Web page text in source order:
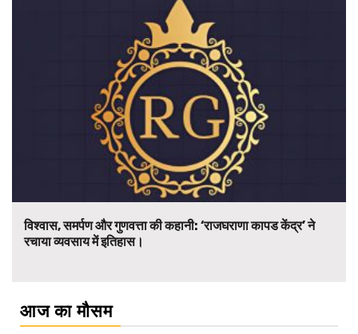
विश्वास, समर्पण और गुणवत्ता की कहानी: ‘राजघराणा कापड केंद्र’ ने
रचाया व्यवसाय में इतिहास।
आज का मौसम